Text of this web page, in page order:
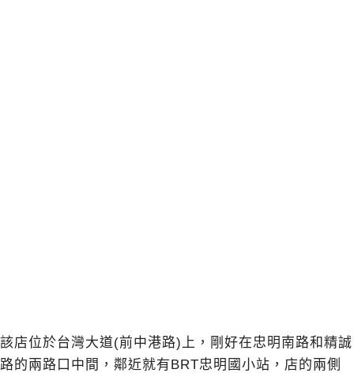
該店位於台灣大道(前中港路)上，剛好在忠明南路和精誠
路的兩路口中間，鄰近就有BRT忠明國小站，店的兩側